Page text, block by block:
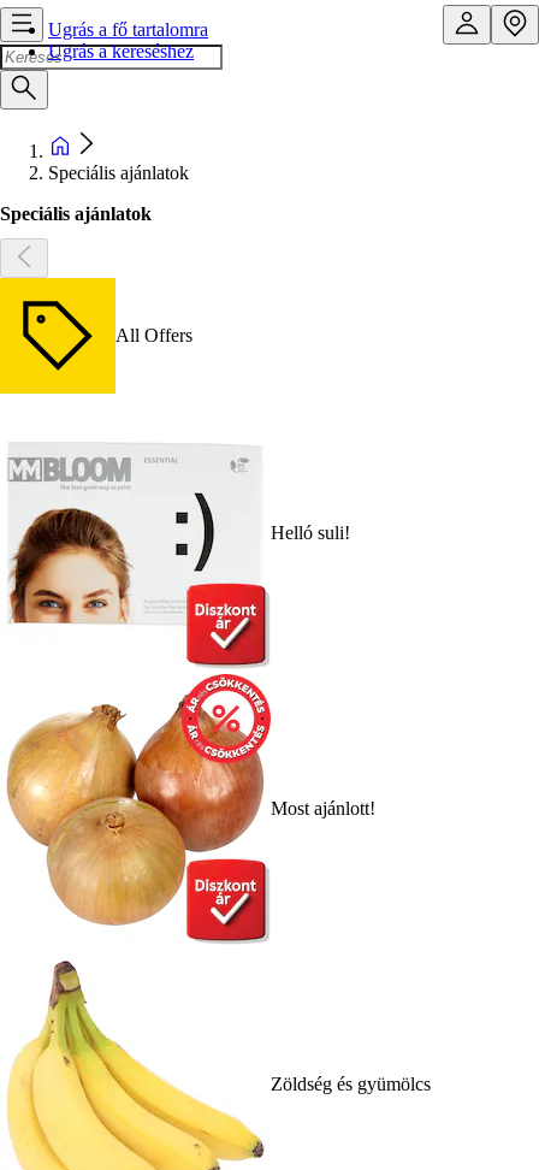
Ugrás a fő tartalomra
Ugrás a kereséshez
Speciális ajánlatok
Speciális ajánlatok
All Offers
Helló suli!
Most ajánlott!
Zöldség és gyümölcs